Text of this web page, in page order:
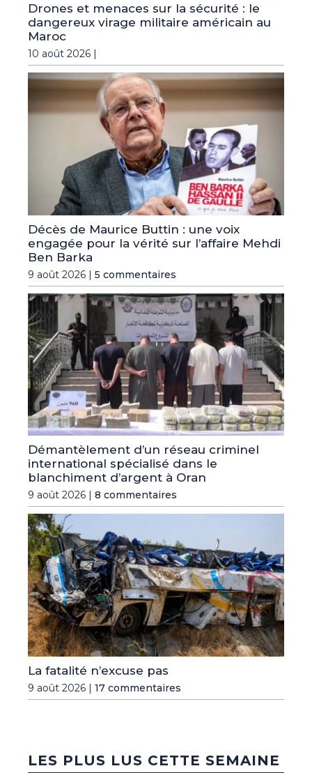
Drones et menaces sur la sécurité : le
dangereux virage militaire américain au
Maroc
10 août 2026 |
Décès de Maurice Buttin : une voix
engagée pour la vérité sur l’affaire Mehdi
Ben Barka
9 août 2026 | 5 commentaires
Démantèlement d’un réseau criminel
international spécialisé dans le
blanchiment d’argent à Oran
9 août 2026 | 8 commentaires
La fatalité n’excuse pas
9 août 2026 | 17 commentaires
LES PLUS LUS CETTE SEMAINE